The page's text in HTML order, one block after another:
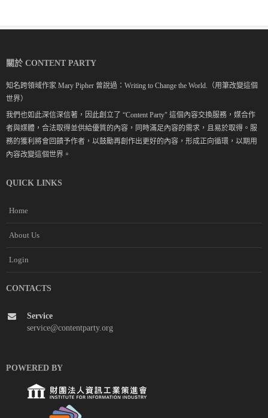
關於 CONTENT PARTY
知名跨領域作家 Mary Pipher 曾說過：Writing to Change the World.（用筆改變這個
世界）
我們也如此深信深信著，因此創立了 “Content Party" 這個內容交換服務，媒合作
者與媒體，合法取得並供給優質的內容，同時滿足內容的需求，且易於取得。服
務的獲利將會回饋予作者，以鼓勵再創作出更好的內容，形成正向循環，以期用
內容改變這個世界。
QUICK LINKS
Home
About Us
Login
CONTACTS
Service
service@contentparty.org
POWERED BY